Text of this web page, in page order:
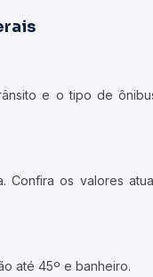
e o tipo de
os valores
até 45º e banheiro.